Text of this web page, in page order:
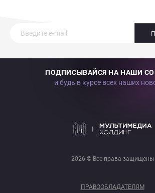
ПОДПИСЫВАЙСЯ НА НАШИ
и будь в курсе всех наших
2026 © Все права защищены
ПРАВООБЛАДАТЕЛЯМ